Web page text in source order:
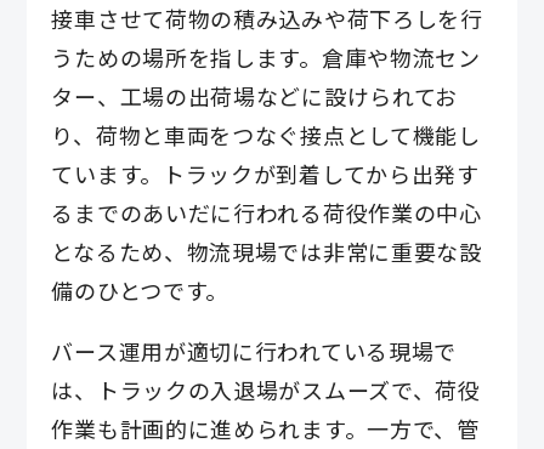
接車させて荷物の積み込みや荷下ろしを行
うための場所を指します。倉庫や物流セン
ター、工場の出荷場などに設けられてお
り、荷物と車両をつなぐ接点として機能し
ています。トラックが到着してから出発す
るまでのあいだに行われる荷役作業の中心
となるため、物流現場では非常に重要な設
備のひとつです。
バース運用が適切に行われている現場で
は、トラックの入退場がスムーズで、荷役
作業も計画的に進められます。一方で、管